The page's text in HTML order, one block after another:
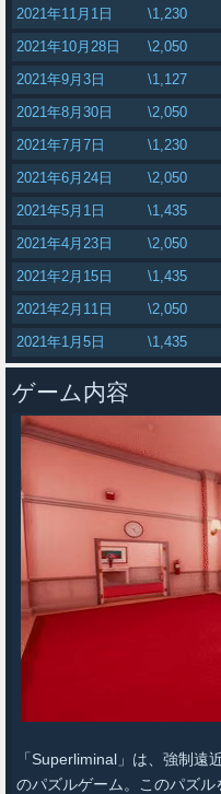
2021年11月1日
\1,230
2021年10月28日
\2,050
2021年9月3日
\1,127
2021年8月30日
\2,050
2021年7月7日
\1,230
2021年6月24日
\2,050
2021年5月1日
\1,435
2021年4月23日
\2,050
2021年2月15日
\1,435
2021年2月11日
\2,050
2021年1月5日
\1,435
ゲーム内容
「Superliminal」は、強制遠
のパズルゲーム。このパズ